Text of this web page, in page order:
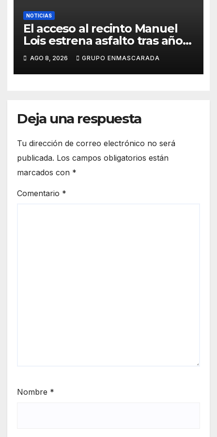
NOTICIAS
El acceso al recinto Manuel
Lois estrena asfalto tras años
de espera
AGO 8, 2026 GRUPO ENMASCARADA
Deja una respuesta
Tu dirección de correo electrónico no será
publicada. Los campos obligatorios están
marcados con *
Comentario *
Nombre *